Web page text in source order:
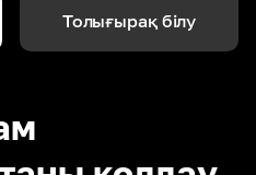
Толығырақ білу